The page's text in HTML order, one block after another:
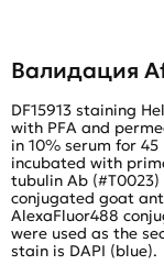
Валидация
DF15913 staining
with PFA and
in 10% serum for
incubated with
tubulin Ab (#T0023)
conjugated goat
AlexaFluor488
were used as the
stain is DAPI (blue).